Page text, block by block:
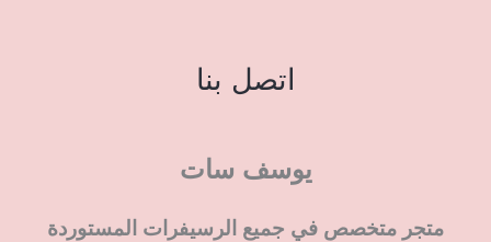
اتصل بنا
يوسف سات
متجر متخصص في جميع الرسيفرات المستوردة